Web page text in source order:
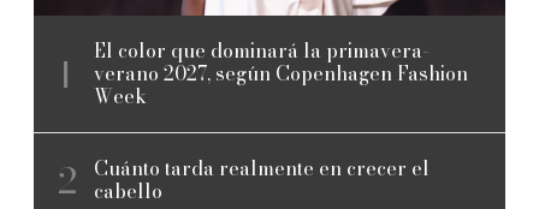
El color que dominará la primavera-
verano 2027, según Copenhagen Fashion
Week
Cuánto tarda realmente en crecer el
cabello